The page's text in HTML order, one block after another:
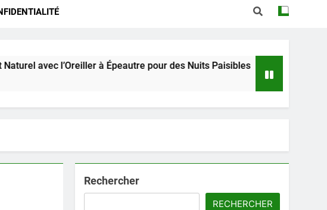
l’Oreiller à Épeautre pour des Nuits Paisibles
3 Semaines Ago
Rechercher
RECHERCHER